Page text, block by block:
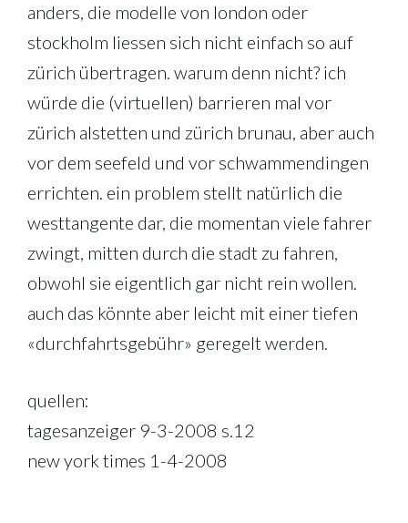
anders, die modelle von london oder
stockholm liessen sich nicht einfach so auf
zürich übertragen. warum denn nicht? ich
würde die (virtuellen) barrieren mal vor
zürich alstetten und zürich brunau, aber auch
vor dem seefeld und vor schwammendingen
errichten. ein problem stellt natürlich die
westtangente dar, die momentan viele fahrer
zwingt, mitten durch die stadt zu fahren,
obwohl sie eigentlich gar nicht rein wollen.
auch das könnte aber leicht mit einer tiefen
«durchfahrtsgebühr» geregelt werden.
quellen:
tagesanzeiger 9-3-2008 s.12
new york times 1-4-2008